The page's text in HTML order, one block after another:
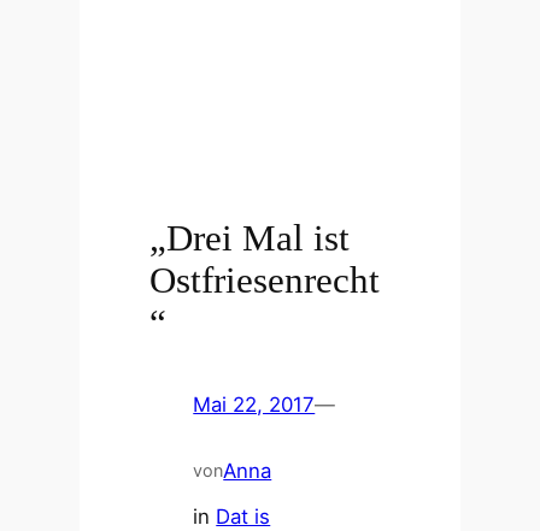
„Drei Mal ist
Ostfriesenrecht
“
Mai 22, 2017—
vonAnna
in Dat is